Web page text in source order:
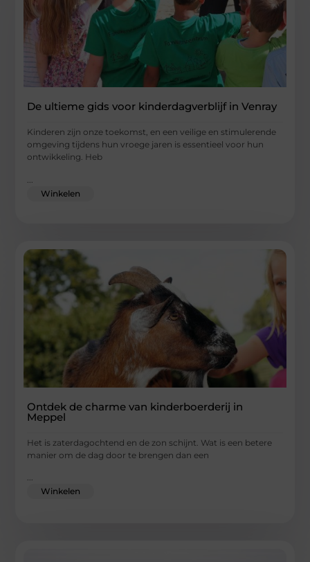
De ultieme gids voor kinderdagverblijf in Venray
Kinderen zijn onze toekomst, en een veilige en stimulerende
omgeving tijdens hun vroege jaren is essentieel voor hun
ontwikkeling. Heb
Winkelen
Ontdek de charme van kinderboerderij in
Meppel
Het is zaterdagochtend en de zon schijnt. Wat is een betere
manier om de dag door te brengen dan een
...
Winkelen